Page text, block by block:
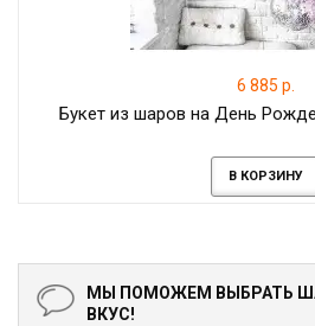
6 885 р.
Букет из шаров на День
В КОРЗИНУ
МЫ ПОМОЖЕМ ВЫБРАТЬ
ВКУС!